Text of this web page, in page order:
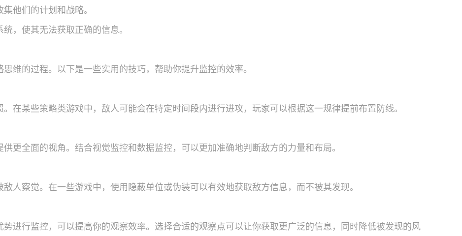
他们的计划和战略。
，使其无法获取正确的信息。
维的过程。以下是一些实用的技巧，帮助你提升监控的效率。
在某些策略类游戏中，敌人可能会在特定时间段内进行进攻，玩家可以根据这一规律提前布置防线。
更全面的视角。结合视觉监控和数据监控，可以更加准确地判断敌方的力量和布局。
人察觉。在一些游戏中，使用隐蔽单位或伪装可以有效地获取敌方信息，而不被其发现。
进行监控，可以提高你的观察效率。选择合适的观察点可以让你获取更广泛的信息，同时降低被发现的风